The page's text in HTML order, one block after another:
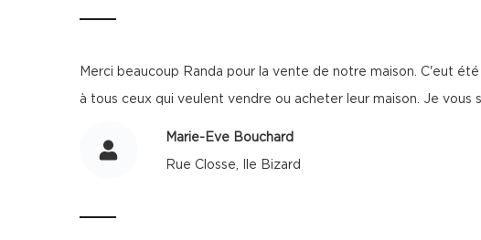
Merci beaucoup Randa pour la vente de notre maison. C'eut
à tous ceux qui veulent vendre ou acheter leur maison. Je
Marie-Eve Bouchard
Rue Closse, Ile Bizard